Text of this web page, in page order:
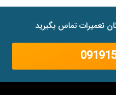
تعمیرات تماس بگیرید